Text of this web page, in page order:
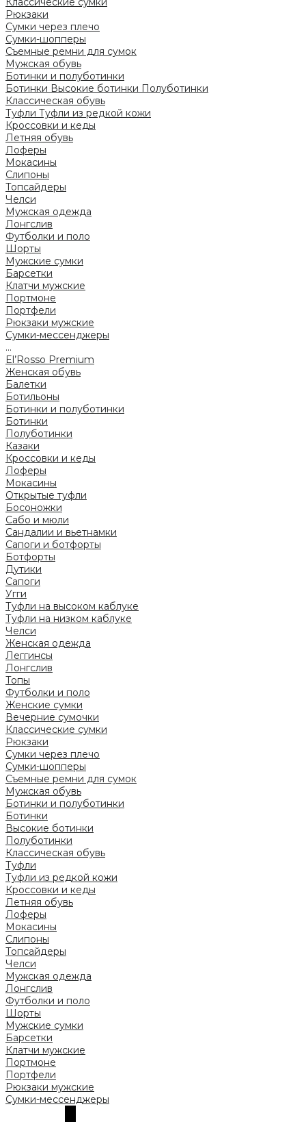
Рюкзаки
Сумки через плечо
Сумки-шопперы
Съемные ремни для сумок
Мужская обувь
Ботинки и полуботинки
Ботинки Высокие ботинки Полуботинки
Классическая обувь
Туфли Туфли из редкой кожи
Кроссовки и кеды
Летняя обувь
Лоферы
Мокасины
Слипоны
Топсайдеры
Челси
Мужская одежда
Лонгслив
Футболки и поло
Шорты
Мужские сумки
Барсетки
Клатчи мужские
Портмоне
Портфели
Рюкзаки мужские
Сумки-мессенджеры
...
El’Rosso Premium
Женская обувь
Балетки
Ботильоны
Ботинки и полуботинки
Ботинки
Полуботинки
Казаки
Кроссовки и кеды
Лоферы
Мокасины
Открытые туфли
Босоножки
Сабо и мюли
Сандалии и вьетнамки
Сапоги и ботфорты
Ботфорты
Дутики
Сапоги
Угги
Туфли на высоком каблуке
Туфли на низком каблуке
Челси
Женская одежда
Леггинсы
Лонгслив
Топы
Футболки и поло
Женские сумки
Вечерние сумочки
Классические сумки
Рюкзаки
Сумки через плечо
Сумки-шопперы
Съемные ремни для сумок
Мужская обувь
Ботинки и полуботинки
Ботинки
Высокие ботинки
Полуботинки
Классическая обувь
Туфли
Туфли из редкой кожи
Кроссовки и кеды
Летняя обувь
Лоферы
Мокасины
Слипоны
Топсайдеры
Челси
Мужская одежда
Лонгслив
Футболки и поло
Шорты
Мужские сумки
Барсетки
Клатчи мужские
Портмоне
Портфели
Рюкзаки мужские
Сумки-мессенджеры